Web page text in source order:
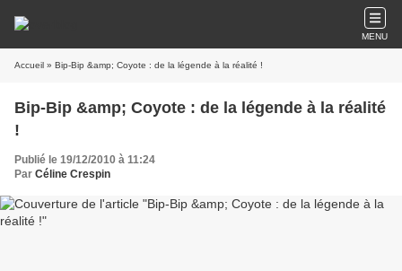
MENU
Accueil » Bip-Bip &amp; Coyote : de la légende à la réalité !
Bip-Bip &amp; Coyote : de la légende à la réalité
!
Publié le 19/12/2010 à 11:24
Par Céline Crespin